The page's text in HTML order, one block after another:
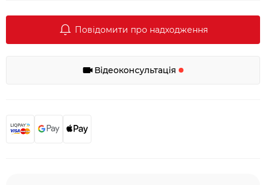
Повідомити про надходження
Відеоконсультація